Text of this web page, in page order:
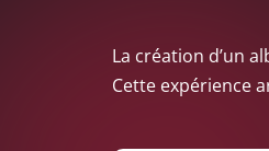
La création d’un
Cette expérience